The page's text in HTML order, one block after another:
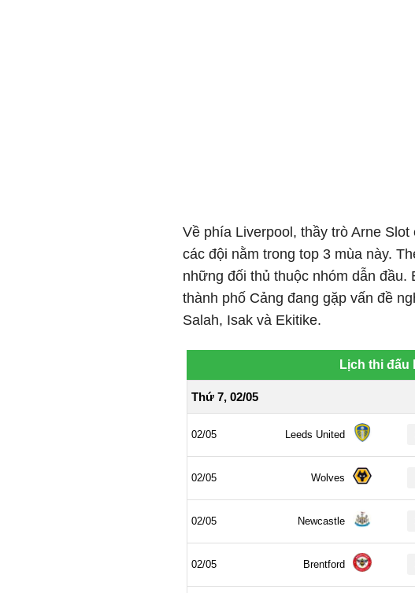
Về phía Liverpool, thầy trò Arne
các đội nằm trong top 3 mùa này.
những đối thủ thuộc nhóm dẫn đầu.
thành phố Cảng đang gặp vấn đề
Salah, Isak và Ekitike.